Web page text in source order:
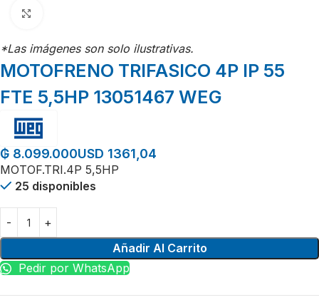
*Las imágenes son solo ilustrativas.
MOTOFRENO TRIFASICO 4P IP 55
FTE 5,5HP 13051467 WEG
₲ 8.099.000USD 1361,04
MOTOF.TRI.4P 5,5HP
25 disponibles
Añadir Al Carrito
Pedir por WhatsApp